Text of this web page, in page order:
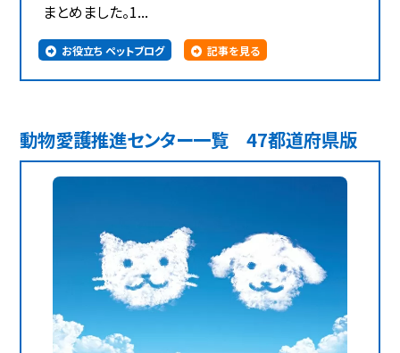
まとめました。1...
お役立ち ペットブログ 記事を見る
動物愛護推進センター一覧 47都道府県版